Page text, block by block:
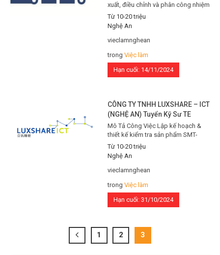
xuất, điều chỉnh và phân công nhiệm
vụ sản xuất phù hợp. Thống kê, phân
tích, tổng hợp hiệu quả sản xuất định
kỳ. Chuẩn bị và cập nhật kế hoạch
nguyên vật liệu, kiểm soát tồn kho
liệu…
Từ 10-20 triệu
Nghệ An
vieclamnghean
trong Việc làm
Hạn cuối: 14/11/2024
CÔNG TY TNHH LUXSHARE – ICT
(NGHỆ AN) Tuyển Kỹ Sư TE
Mô Tả Công Việc Lập kế hoạch &
thiết kế kiểm tra sản phẩm SMT-
PCBA: Trực tiếp tham gia vào quá
trình lập kế hoạch và thiết kế các
quy trình kiểm tra sản phẩm trong
lĩnh vực sản xuất điện tử SMT-PCBA.
Đảm nhận công việc…
Từ 10-20 triệu
Nghệ An
vieclamnghean
trong Việc làm
Hạn cuối: 31/10/2024
1 2 3